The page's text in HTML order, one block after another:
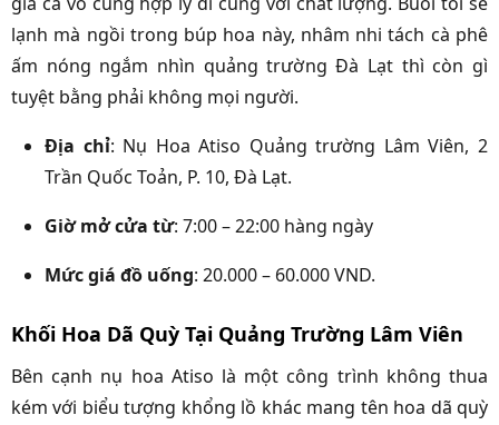
lạnh mà ngồi trong búp hoa này, nhâm nhi tách cà phê
ấm nóng ngắm nhìn quảng trường Đà Lạt thì còn gì
tuyệt bằng phải không mọi người.
Địa chỉ: Nụ Hoa Atiso Quảng trường Lâm Viên, 2
Trần Quốc Toản, P. 10, Đà Lạt.
Giờ mở cửa từ: 7:00 – 22:00 hàng ngày
Mức giá đồ uống: 20.000 – 60.000 VND.
Khối Hoa Dã Quỳ Tại Quảng Trường Lâm Viên
Bên cạnh nụ hoa Atiso là một công trình không thua
kém với biểu tượng khổng lồ khác mang tên hoa dã quỳ